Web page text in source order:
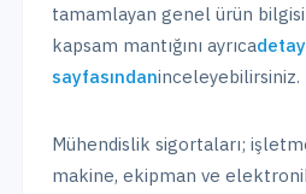
tamamlayan genel ürün
kapsam mantığını ayrıcadetay
sayfasındaninceleyebilirsiniz.
Mühendislik sigortaları;
makine, ekipman ve